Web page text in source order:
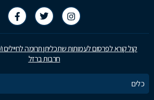
קול קורא לפרסום לעמותות שתכליתן תרומה
חרבות ברזל
כלים